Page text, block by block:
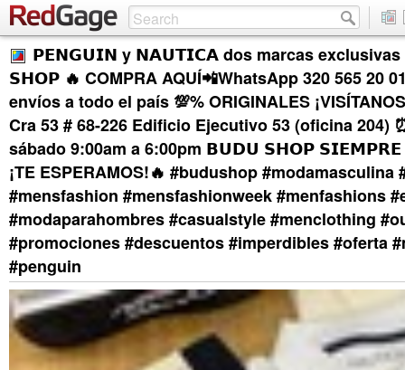
𝗣𝗘𝗡𝗚𝗨𝗜𝗡 y 𝗡𝗔𝗨𝗧𝗜𝗖𝗔 dos marcas
𝗦𝗛𝗢𝗣 🔥 COMPRA AQUÍ📲WhatsApp 320 565 20
envíos a todo el país 💯% ORIGINALES
Cra 53 # 68-226 Edificio Ejecutivo 53 (oficina 204)
sábado 9:00am a 6:00pm 𝗕𝗨𝗗𝗨 𝗦𝗛𝗢𝗣
¡TE ESPERAMOS!🔥 #budushop #modamasculina
#mensfashion #mensfashionweek #menfashions
#modaparahombres #casualstyle #menclothing
#promociones #descuentos #imperdibles #oferta
#penguin